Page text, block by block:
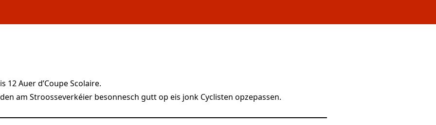
12 Auer d’Coupe Scolaire.
am Stroosseverkéier besonnesch gutt op eis jonk Cyclisten opzepassen.